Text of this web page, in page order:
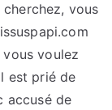
cherchez, vous
voulez
est prié de
accusé de